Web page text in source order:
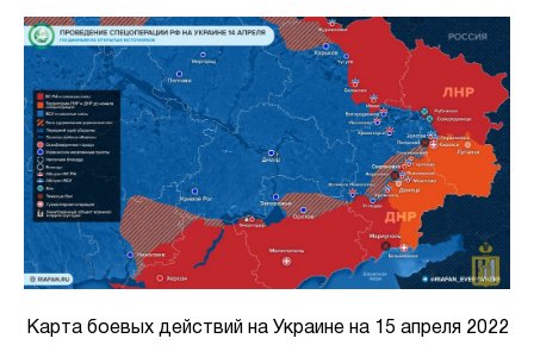
Карта боевых действий на Украине на 15 апреля 2022